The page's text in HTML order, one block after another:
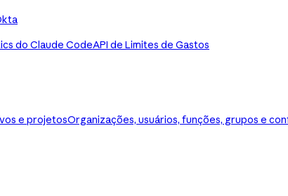
do Claude CodeAPI de Limites de Gastos
e projetosOrganizações, usuários, funções, grupos e